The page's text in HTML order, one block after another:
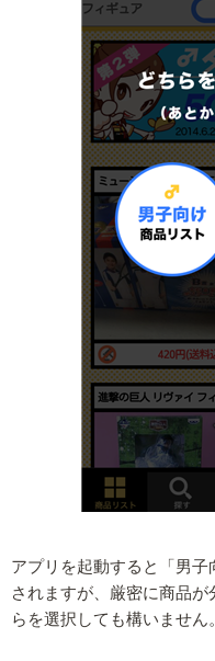
アプリを起動すると「男
されますが、厳密に商品
らを選択しても構いません。